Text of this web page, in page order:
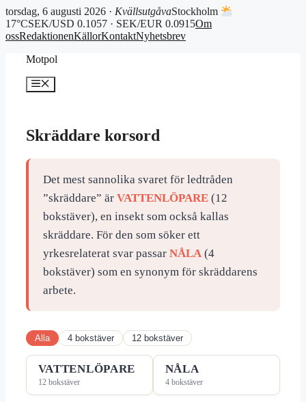
torsdag, 6 augusti 2026 · KvällsutgåvaStockholm
17°CSEK/USD 0.1057 · SEK/EUR 0.0915Om
ossRedaktionenKällorKontaktNyhetsbrev
Motpol
Meny
Skräddare korsord
Det mest sannolika svaret för ledtråden
”skräddare” är VATTENLÖPARE(12
bokstäver), en insekt som också kallas
skräddare. För den som söker ett
yrkesrelaterat svar passar NÅLA(4
bokstäver) som en synonym för skräddarens
arbete.
Alla 4 bokstäver 12 bokstäver
VATTENLÖPARE
12 bokstäver
NÅLA
4 bokstäver